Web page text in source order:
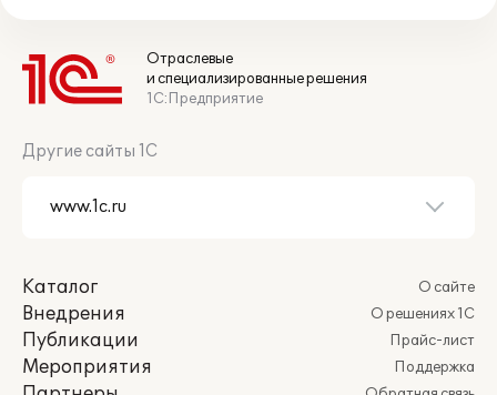
Отраслевые
и специализированные решения
1С:Предприятие
Другие сайты 1С
Каталог
Внедрения
Публикации
Мероприятия
О сайте
О решениях 1С
Прайс-лист
Поддержка